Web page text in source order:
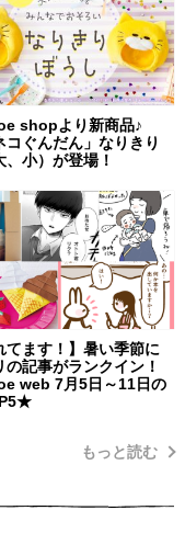
shopより新商品♪
コぐんだん」なりきり
、小）が登場！
てます！】暑い季節に
の記事がランクイン！
web 7月5日～11日の
もっと読む